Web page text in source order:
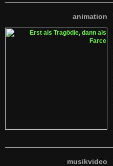
animation
musikvideo